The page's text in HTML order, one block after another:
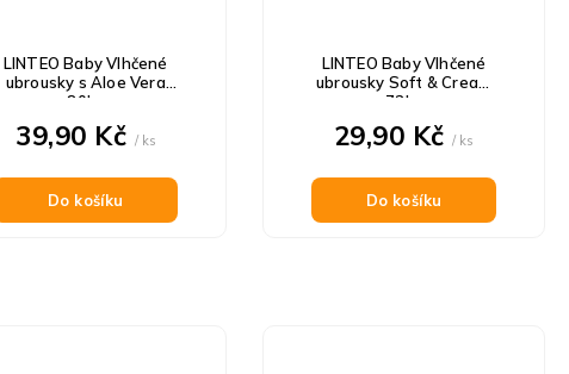
LINTEO Baby Vlhčené
ubrousky s Aloe Vera
80ks
39,90 Kč / ks
Do košíku
LINTEO Baby Vlhčené
ubrousky Soft & Cream
72ks
29,90 Kč/ ks
Do košíku